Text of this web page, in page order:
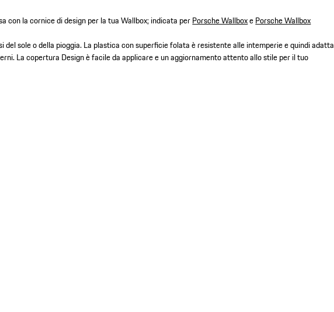
con la cornice di design per la tua Wallbox; indicata perPorsche WallboxePorsche Wallbox
del sole o della pioggia. La plastica con superficie folata è resistente alle intemperie e quindi adatta
La copertura Design è facile da applicare e un aggiornamento attento allo stile per il tuo